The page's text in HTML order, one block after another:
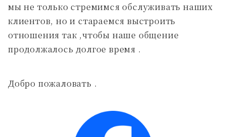
мы не только стремимся обслуживать наших
клиентов, но и стараемся выстроить
отношения так ,чтобы наше общение
продолжалось долгое время .
Добро пожаловать .